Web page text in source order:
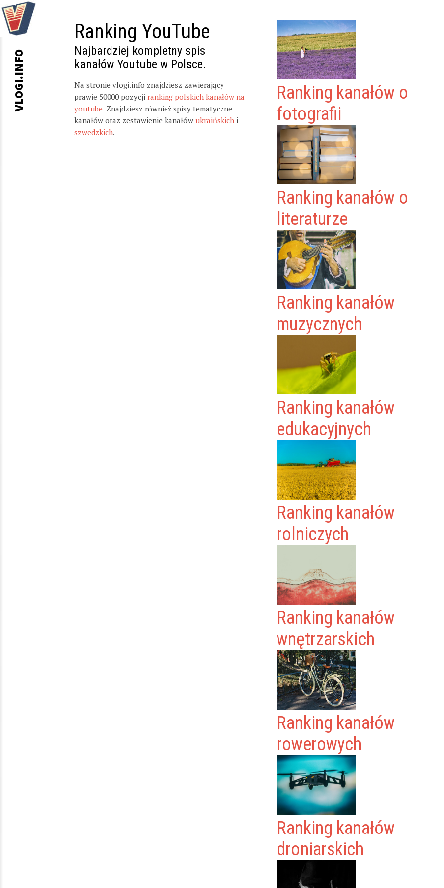
Ranking YouTube
Najbardziej kompletny spis
kanałów Youtube w Polsce.
Na stronie vlogi.info znajdziesz zawierający
prawie 50000 pozycji ranking polskich kanałów na
youtube. Znajdziesz również spisy tematyczne
kanałów oraz zestawienie kanałów ukraińskich i
szwedzkich.
Ranking kanałów o
fotografii
Ranking kanałów o
literaturze
Ranking kanałów
muzycznych
Ranking kanałów
edukacyjnych
Ranking kanałów
rolniczych
Ranking kanałów
wnętrzarskich
Ranking kanałów
rowerowych
Ranking kanałów
droniarskich
VLOGI.INFO